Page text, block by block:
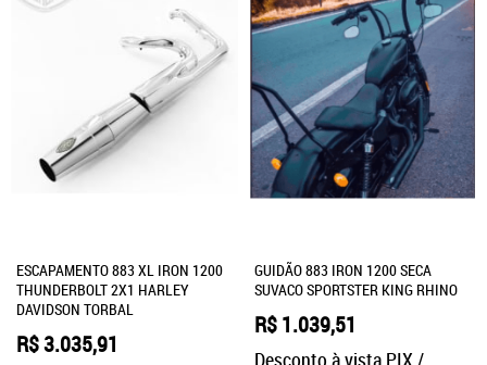
ESCAPAMENTO 883 XL IRON 1200
THUNDERBOLT 2X1 HARLEY
DAVIDSON TORBAL
R$ 3.035,91
GUIDÃO 883 IRON 1200 SECA
SUVACO SPORTSTER KING RHINO
R$ 1.039,51
Desconto à vista PIX /